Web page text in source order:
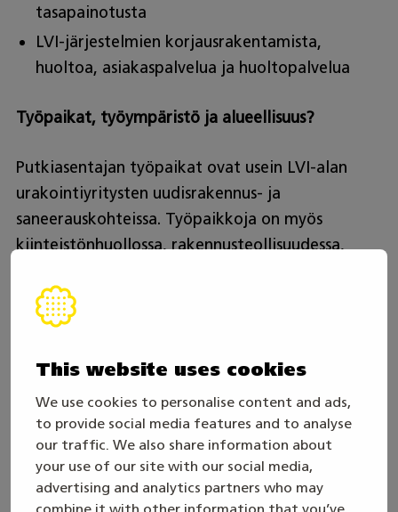
This website uses cookies
We use cookies to personalise content and ads,
to provide social media features and to analyse
our traffic. We also share information about
your use of our site with our social media,
advertising and analytics partners who may
tasapainotusta
LVI-järjestelmien korjausrakentamista,
huoltoa, asiakaspalvelua ja huoltopalvelua
Työpaikat, työympäristö ja alueellisuus?
Putkiasentajan työpaikat ovat usein LVI-alan
urakointiyritysten uudisrakennus- ja
saneerauskohteissa. Työpaikkoja on myös
kiinteistönhuollossa, rakennusteollisuudessa,
viemärilaitoksilla ja energialaitoksilla. Työtä voi
olla LVI-alan tukku- ja myyntitehtävissä.
ympäri Suomea.
Työajat?
Putkiasentajan työajat voivat vaihdella
työnkuvan mukaan. Useimmiten työajat ovat